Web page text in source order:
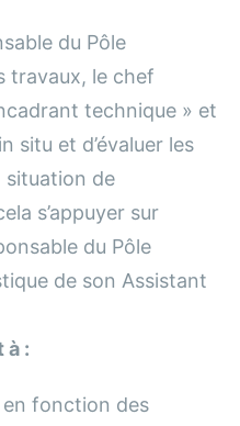
du Pôle
travaux, le chef
technique » et
situ et d’évaluer les
situation de
s’appuyer sur
du Pôle
de son Assistant
à :
fonction des